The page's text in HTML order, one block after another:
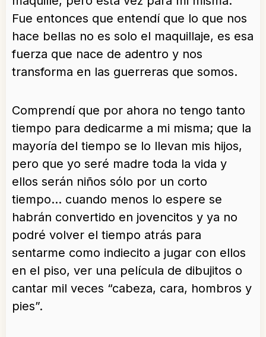
Fue entonces que entendí que lo que nos
hace bellas no es solo el maquillaje, es esa
fuerza que nace de adentro y nos
transforma en las guerreras que somos.
Comprendí que por ahora no tengo tanto
tiempo para dedicarme a mi misma; que la
mayoría del tiempo se lo llevan mis hijos,
pero que yo seré madre toda la vida y
ellos serán niños sólo por un corto
tiempo… cuando menos lo espere se
habrán convertido en jovencitos y ya no
podré volver el tiempo atrás para
sentarme como indiecito a jugar con ellos
en el piso, ver una película de dibujitos o
cantar mil veces “cabeza, cara, hombros y
pies”.